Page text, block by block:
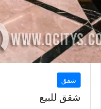
شقق
شقق للبيع